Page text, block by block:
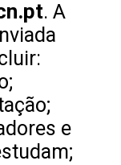
. A
e